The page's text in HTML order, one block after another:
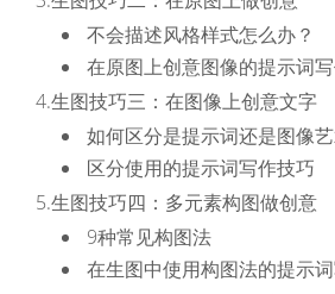
不会描述风格样式怎么办？
在原图上创意图像的提示词
4.生图技巧三：在图像上创意文字
如何区分是提示词还是图像
区分使用的提示词写作技巧
5.生图技巧四：多元素构图做创意
9种常见构图法
在生图中使用构图法的提示